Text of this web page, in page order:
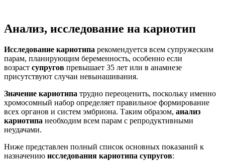
Анализ, исследование на кариотип
Исследование кариотипа рекомендуется всем супружеским
парам, планирующим беременность, особенно если
возраст супругов превышает 35 лет или в анамнезе
присутствуют случаи невынашивания.
Значение кариотипа трудно переоценить, поскольку именно
хромосомный набор определяет правильное формирование
всех органов и систем эмбриона. Таким образом, анализ
кариотипа необходим всем парам с репродуктивными
неудачами.
Ниже представлен полный список основных показаний к
назначению исследования кариотипа супругов: